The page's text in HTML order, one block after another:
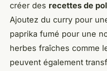
créer des recettes de
Ajoutez du curry pour
paprika fumé pour une
herbes fraîches comme
peuvent également